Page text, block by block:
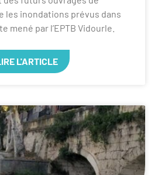
les inondations prévus dans
mené par l’EPTB Vidourle.
L'ARTICLE